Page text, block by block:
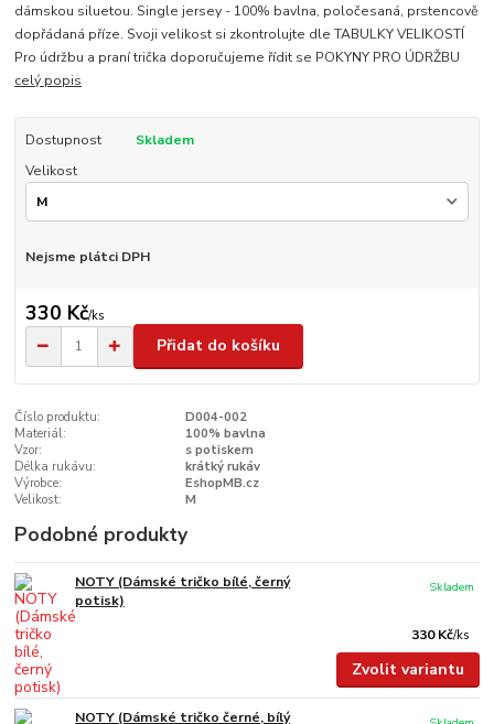
dámskou siluetou. Single jersey - 100% bavlna, poločesaná, prstencově
dopřádaná příze. Svoji velikost si zkontrolujte dle TABULKY VELIKOSTÍ
Pro údržbu a praní trička doporučujeme řídit se POKYNY PRO ÚDRŽBU
celý popis
Dostupnost
Skladem
Velikost
Nejsme plátci DPH
330 Kč/ks
Přidat do košíku
Číslo produktu:
D004-002
Materiál:
100% bavlna
Vzor:
s potiskem
Délka rukávu:
krátký rukáv
Výrobce:
EshopMB.cz
Velikost:
M
Podobné produkty
NOTY (Dámské tričko bílé, černý
potisk)
330 Kč/ks
Skladem
Zvolit variantu
NOTY (Dámské tričko černé, bílý